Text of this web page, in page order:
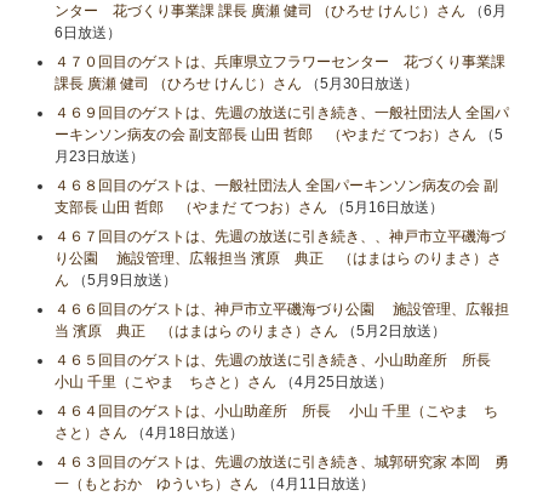
ンター 花づくり事業課 課長 廣瀬 健司 （ひろせ けんじ）さん （6月
6日放送）
４７０回目のゲストは、兵庫県立フラワーセンター 花づくり事業課
課長 廣瀬 健司 （ひろせ けんじ）さん （5月30日放送）
４６９回目のゲストは、先週の放送に引き続き、一般社団法人 全国パ
ーキンソン病友の会 副支部長 山田 哲郎 （やまだ てつお）さん （5
月23日放送）
４６８回目のゲストは、一般社団法人 全国パーキンソン病友の会 副
支部長 山田 哲郎 （やまだ てつお）さん （5月16日放送）
４６７回目のゲストは、先週の放送に引き続き、、神戸市立平磯海づ
り公園 施設管理、広報担当 濱原 典正 （はまはら のりまさ）さ
ん （5月9日放送）
４６６回目のゲストは、神戸市立平磯海づり公園 施設管理、広報担
当 濱原 典正 （はまはら のりまさ）さん （5月2日放送）
４６５回目のゲストは、先週の放送に引き続き、小山助産所 所長
小山​ 千里（こやま ちさと）さん （4月25日放送）
４６４回目のゲストは、小山助産所 所長 小山​ 千里（こやま ち
さと）さん （4月18日放送）
４６３回目のゲストは、先週の放送に引き続き、城郭研究家 本岡 勇
一（もとおか ゆういち）さん （4月11日放送）